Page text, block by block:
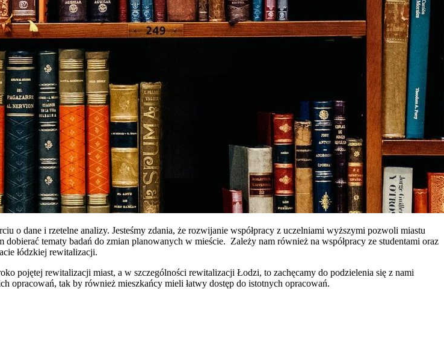
o dane i rzetelne analizy. Jesteśmy zdania, że rozwijanie współpracy z uczelniami wyższymi pozwoli miastu
tematy badań do zmian planowanych w mieście. Zależy nam również na współpracy ze studentami oraz
łódzkiej rewitalizacji.
pojętej rewitalizacji miast, a w szczególności rewitalizacji Łodzi, to zachęcamy do podzielenia się z nami
opracowań, tak by również mieszkańcy mieli łatwy dostęp do istotnych opracowań.